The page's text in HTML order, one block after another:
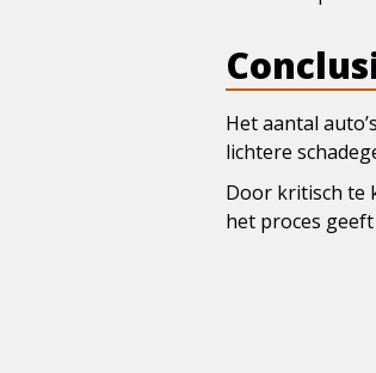
Het aantal
lichtere
Door kritisch te
het proces